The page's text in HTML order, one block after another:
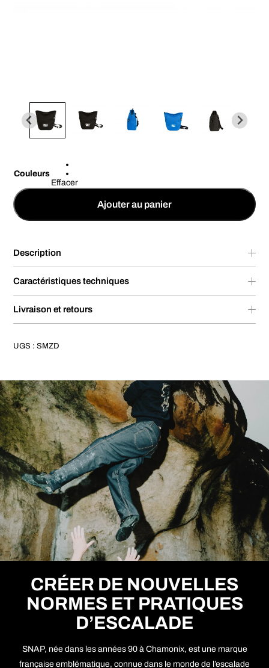
Couleurs
Effacer
Ajouter au panier
Description
Caractéristiques techniques
Livraison et retours
UGS :SMZD
CRÉER DE NOUVELLES
NORMES ET PRATIQUES
D’ESCALADE
SNAP, née dans les années 90 à Chamonix, est une marque
française emblématique, connue dans le monde de l’escalade